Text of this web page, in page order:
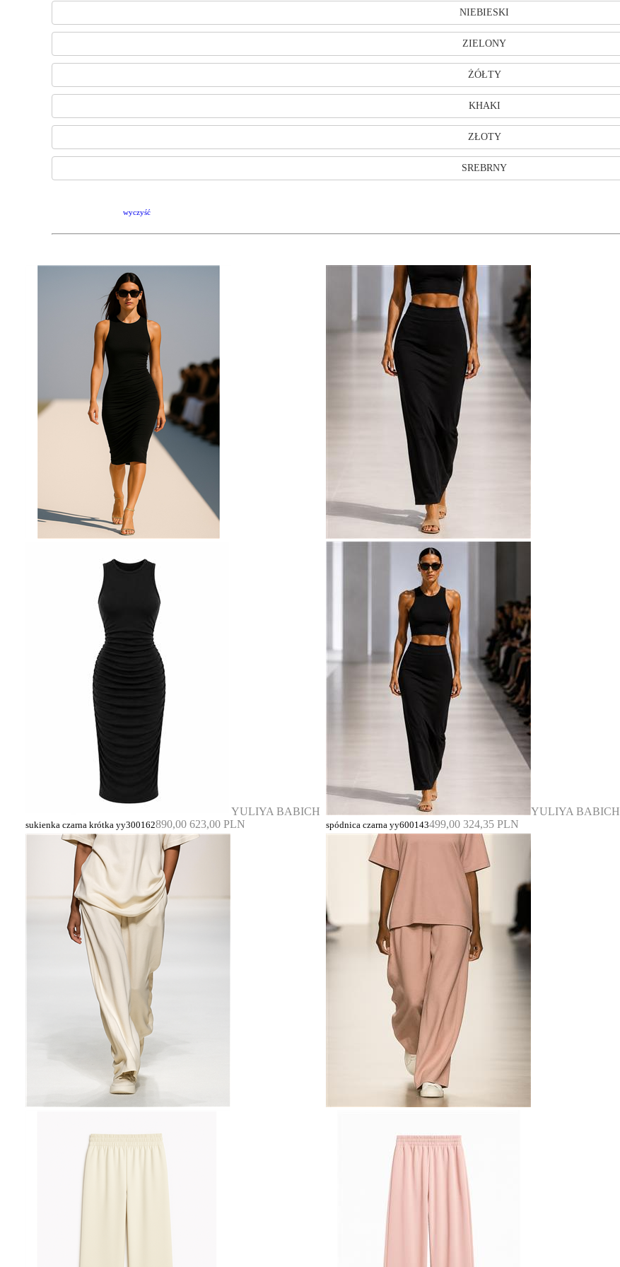
NIEBIESKI
ZIELONY
ŻÓŁTY
KHAKI
ZŁOTY
SREBRNY
wyczyść
YULIYA BABICH
sukienka czarna krótka yy300162890,00 623,00 PLN
YULIYA BABICH
spódnica czarna yy600143499,00 324,35 PLN